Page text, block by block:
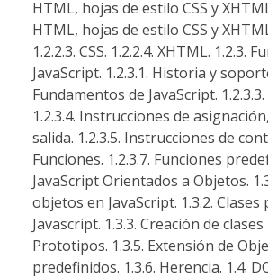
HTML, hojas de estilo CSS y
HTML, hojas de estilo CSS y
1.2.2.3. CSS. 1.2.2.4. XHTML. 1.2.3.
JavaScript. 1.2.3.1. Historia y
Fundamentos de JavaScript.
1.2.3.4. Instrucciones de
salida. 1.2.3.5. Instrucciones de
Funciones. 1.2.3.7. Funciones
JavaScript Orientados a Objetos.
objetos en JavaScript. 1.3.2.
Javascript. 1.3.3. Creación de
Prototipos. 1.3.5. Extensión de
predefinidos. 1.3.6. Herencia. 1.4.